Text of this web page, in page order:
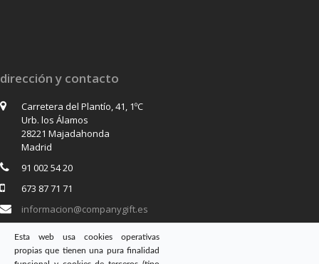
dirección y contacto
Carretera del Plantío, 41, 1ºC
Urb. los Álamos
28221 Majadahonda
Madrid
91 002 54 20
673 87 71 71
informacion@companygift.es
síguenos en
Esta web usa cookies operativas
propias que tienen una pura finalidad